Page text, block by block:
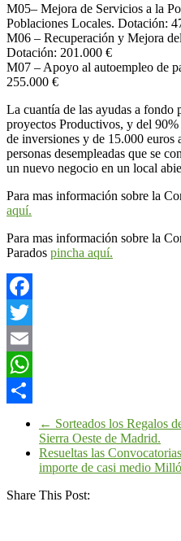
M05– Mejora de Servicios a la
Poblaciones Locales. Dotación:
M06 – Recuperación y Mejora
Dotación: 201.000 €
M07 – Apoyo al autoempleo de
255.000 €
La cuantía de las ayudas a fondo
proyectos Productivos, y del
de inversiones y de 15.000 euros
personas desempleadas que se
un nuevo negocio en un local
Para mas información sobre la
aquí.
Para mas información sobre la
Parados pincha aquí.
Facebook
Twitter
Email
WhatsApp
Compartir
← Sorteados los Regalos
Sierra Oeste de Madrid.
Resueltas las
importe de casi medio
Share This Post: